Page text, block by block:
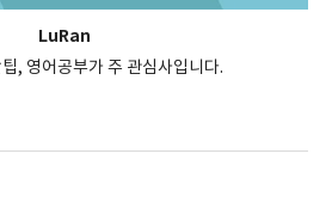
LuRan
, 영어공부가 주 관심사입니다.